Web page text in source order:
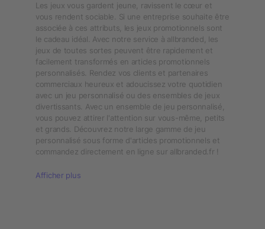
Les jeux vous gardent jeune, ravissent le cœur et
vous rendent sociable. Si une entreprise souhaite être
associée à ces attributs, les jeux promotionnels sont
le cadeau idéal. Avec notre service à allbranded, les
jeux de toutes sortes peuvent être rapidement et
facilement transformés en articles promotionnels
personnalisés. Rendez vos clients et partenaires
commerciaux heureux et adoucissez votre quotidien
avec un jeu personnalisé ou des ensembles de jeux
divertissants. Avec un ensemble de jeu personnalisé,
vous pouvez attirer l'attention sur vous-même, petits
et grands. Découvrez notre large gamme de jeu
personnalisé sous forme d'articles promotionnels et
commandez directement en ligne sur allbranded.fr !
Afficher plus